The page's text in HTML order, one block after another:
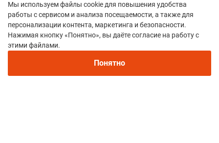
Рекомендуем
Непромокаемые кроссовки для бега зимой и
трейлраннинга 2026. Для города и
Мы используем файлы cookie для повышения удобства
работы с сервисом и анализа посещаемости, а также для
персонализации контента, маркетинга и безопасности.
Нажимая кнопку «Понятно», вы даёте согласие на работу с
этими файлами.
Понятно